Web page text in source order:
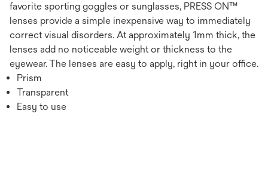
favorite sporting goggles or sunglasses, PRESS ON™
lenses provide a simple inexpensive way to immediately
correct visual disorders. At approximately 1mm thick, the
lenses add no noticeable weight or thickness to the
eyewear. The lenses are easy to apply, right in your office.
Prism
Transparent
Easy to use